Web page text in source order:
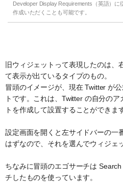
Developer Display Requirements（英語）
作成いただくことも可能です。
旧ウィジェットって表現したのは、
て表示が出ているタイプのもの。
冒頭のイメージが、現在 Twitter が
トです。これは、Twitter の自分の
トを作成して設置することができます
設定画面を開くと左サイドバーの一
はずなので、それを選んでウィジェ
ちなみに冒頭のエゴサーチは
チしたものを使っています。